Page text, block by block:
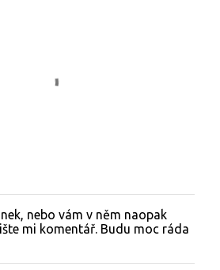
nebo vám v něm naopak
mi komentář. Budu moc ráda